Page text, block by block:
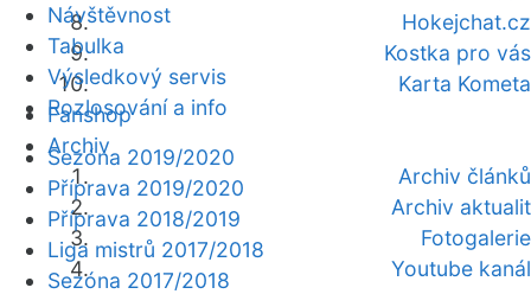
Hokejchat.cz
Kostka pro vás
Karta Kometa
Fanshop
Archiv
Archiv článků
Archiv aktualit
Fotogalerie
Youtube kanál
Návštěvnost
Tabulka
Výsledkový servis
Rozlosování a info
Sezóna 2019/2020
Příprava 2019/2020
Příprava 2018/2019
Liga mistrů 2017/2018
Sezóna 2017/2018